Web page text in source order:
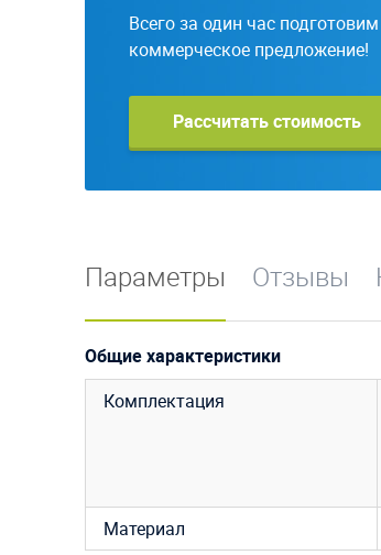
Всего за один час
коммерческое предложение!
Рассчитать стоимость
Параметры Отзывы
Общие характеристики
Комплектация
Материал